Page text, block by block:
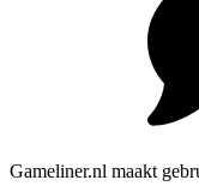
Gameliner.nl maakt